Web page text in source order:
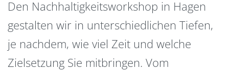
Den Nachhaltigkeitsworkshop in Hagen
gestalten wir in unterschiedlichen Tiefen,
je nachdem, wie viel Zeit und welche
Zielsetzung Sie mitbringen. Vom